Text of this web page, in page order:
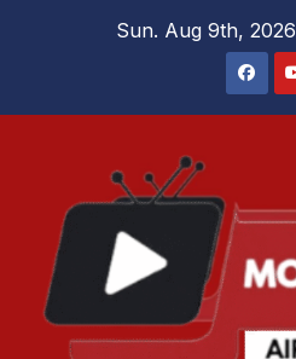
Sun. Aug 9th, 2026